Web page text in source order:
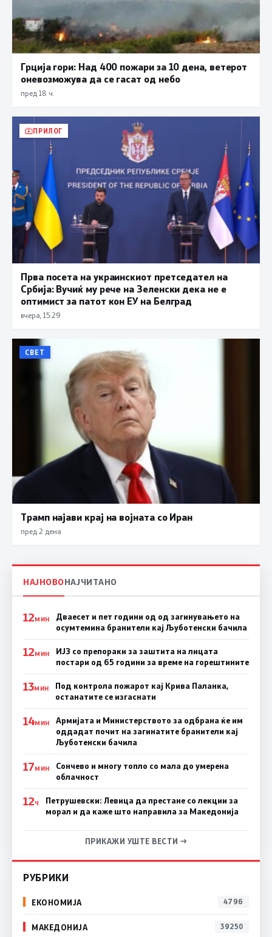
Грција гори: Над 400 пожари за 10 дена, ветерот
оневозможува да се гасат од небо
пред 18 ч.
ПРИЛОГ
Прва посета на украинскиот претседател на
Србија: Вучиќ му рече на Зеленски дека не е
оптимист за патот кон ЕУ на Белград
вчера, 15:29
СВЕТ
Трамп најави крај на војната со Иран
пред 2 дена
НАЈНОВОНАЈЧИТАНО
12МИН
Дваесет и пет години од од загинувањето на
осумтемина бранители кај Љуботенски бачила
12МИН
ИЈЗ со препораки за заштита на лицата
постари од 65 години за време на горештините
13МИН
Под контрола пожарот кај Крива Паланка,
останатите се изгаснати
14МИН
Армијата и Министерството за одбрана ќе им
оддадат почит на загинатите бранители кај
Љуботенски бачила
17МИН
Сончево и многу топло со мала до умерена
облачност
12Ч
Петрушевски: Левица да престане со лекции за
морал и да каже што направила за Македонија
ПРИКАЖИ УШТЕ ВЕСТИ →
РУБРИКИ
ЕКОНОМИЈА 4796
МАКЕДОНИЈА 39250